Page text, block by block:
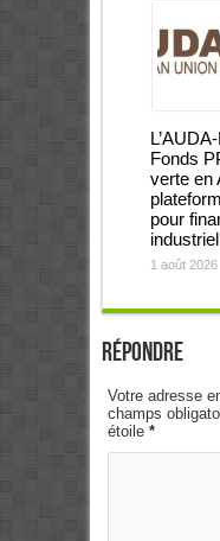
Fonds
verte en
pour
1 août 2026
Répondre
Votre adresse
champs
étoile *